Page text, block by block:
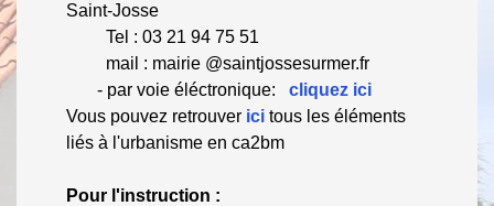
Saint-Josse
Tel : 03 21 94 75 51
mail : mairie @saintjossesurmer.fr
- par voie éléctronique:
cliquez ici
Vous pouvez retrouver ici tous les éléments
liés à l'urbanisme en ca2bm
Pour l'instruction :